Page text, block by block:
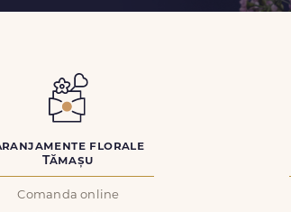
florale
Tămașu
Comanda online